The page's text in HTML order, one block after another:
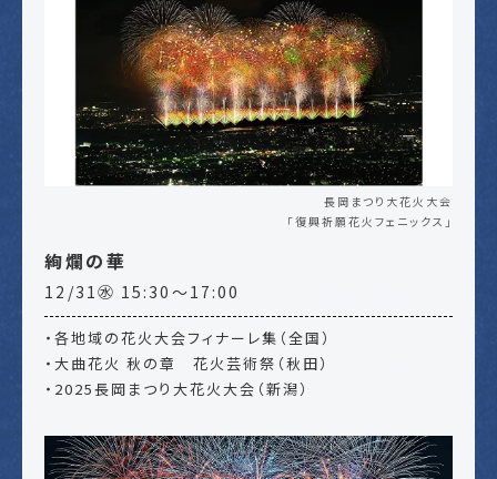
長岡まつり大花火大会
「復興祈願花火フェニックス」
絢爛の華
12/31㊌ 15:30～17:00
・各地域の花火大会フィナーレ集（全国）
・大曲花火 秋の章 花火芸術祭（秋田）
・2025長岡まつり大花火大会（新潟）